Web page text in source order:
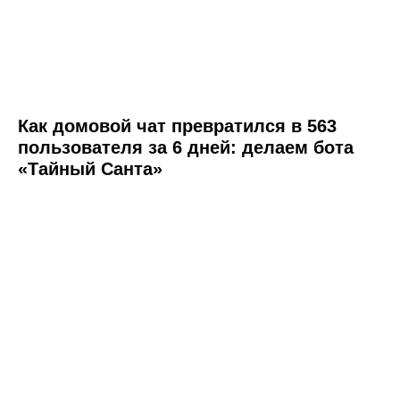
Как домовой чат превратился в 563
пользователя за 6 дней: делаем бота
«Тайный Санта»